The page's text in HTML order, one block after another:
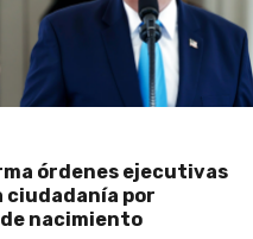
órdenes ejecutivas
ciudadanía por
nacimiento